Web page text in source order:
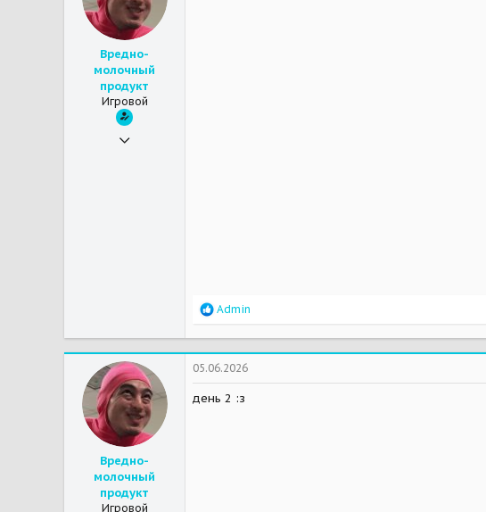
Вредно-
молочный
продукт
Игровой
29.05.2026
Р
а
к
ц
и
и
Admin
Вредно-
молочный
продукт
Игровой
05.06.2026
день 2 :з